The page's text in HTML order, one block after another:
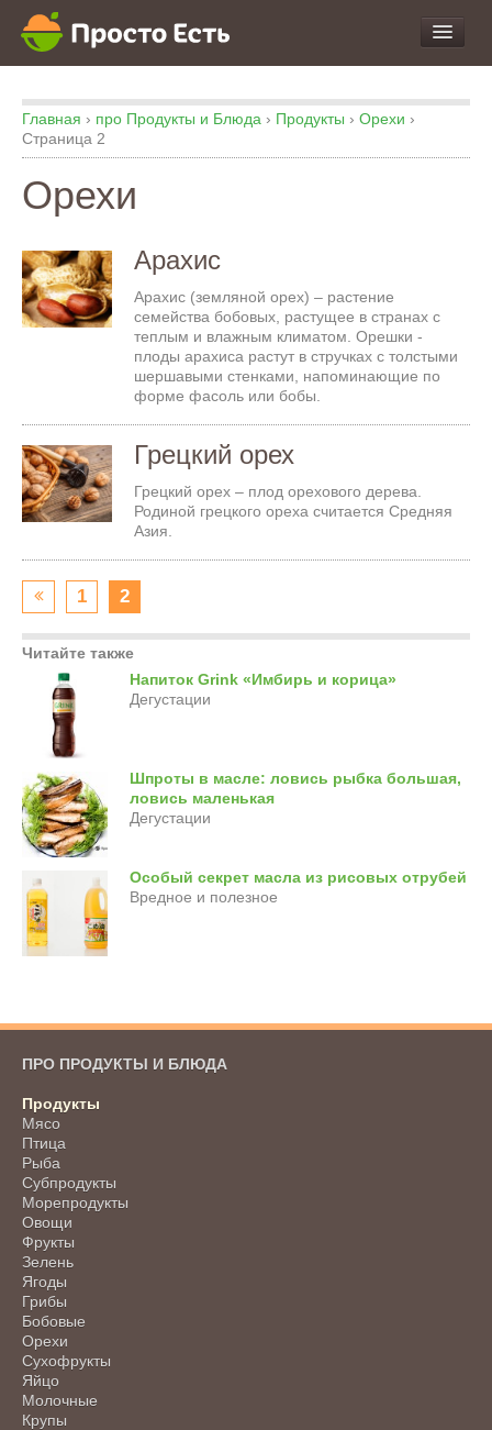
про Еду
про Кухню
про Экспертизу
Главная › про Продукты и Блюда › Продукты › Орехи ›
Страница 2
Орехи
Арахис
Арахис (земляной орех) – растение
семейства бобовых, растущее в странах с
теплым и влажным климатом. Орешки -
плоды арахиса растут в стручках с толстыми
шершавыми стенками, напоминающие по
форме фасоль или бобы.
Грецкий орех
Грецкий орех – плод орехового дерева.
Родиной грецкого ореха считается Средняя
Азия.
1 2
Читайте также
Напиток Grink «Имбирь и корица»
Дегустации
Шпроты в масле: ловись рыбка большая,
ловись маленькая
Дегустации
Особый секрет масла из рисовых отрубей
Вредное и полезное
ПРО ПРОДУКТЫ И БЛЮДА
Продукты
Мясо
Птица
Рыба
Субпродукты
Морепродукты
Овощи
Фрукты
Зелень
Ягоды
Грибы
Бобовые
Орехи
Сухофрукты
Яйцо
Молочные
Крупы